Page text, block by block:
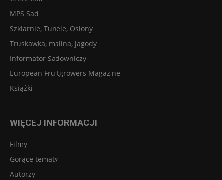
MPS Sad
Szklarnie, Tunele, Osłony
Truskawka, malina, jagody
Informator Sadowniczy
European Fruitgrowers Magazine
Książki
WIĘCEJ INFORMACJI
Filmy
Gorące tematy
Autorzy